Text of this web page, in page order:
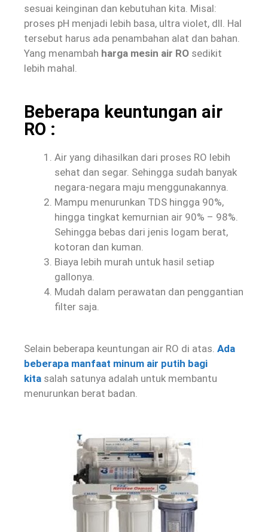
sesuai keinginan dan kebutuhan kita. Misal:
proses pH menjadi lebih basa, ultra violet, dll. Hal
tersebut harus ada penambahan alat dan bahan.
Yang menambah harga mesin air RO sedikit
lebih mahal.
Beberapa keuntungan air
RO :
Air yang dihasilkan dari proses RO lebih
sehat dan segar. Sehingga sudah banyak
negara-negara maju menggunakannya.
Mampu menurunkan TDS hingga 90%,
hingga tingkat kemurnian air 90% – 98%.
Sehingga bebas dari jenis logam berat,
kotoran dan kuman.
Biaya lebih murah untuk hasil setiap
gallonya.
Mudah dalam perawatan dan penggantian
filter saja.
Selain beberapa keuntungan air RO di atas. Ada
beberapa manfaat minum air putih bagi
kita salah satunya adalah untuk membantu
menurunkan berat badan.